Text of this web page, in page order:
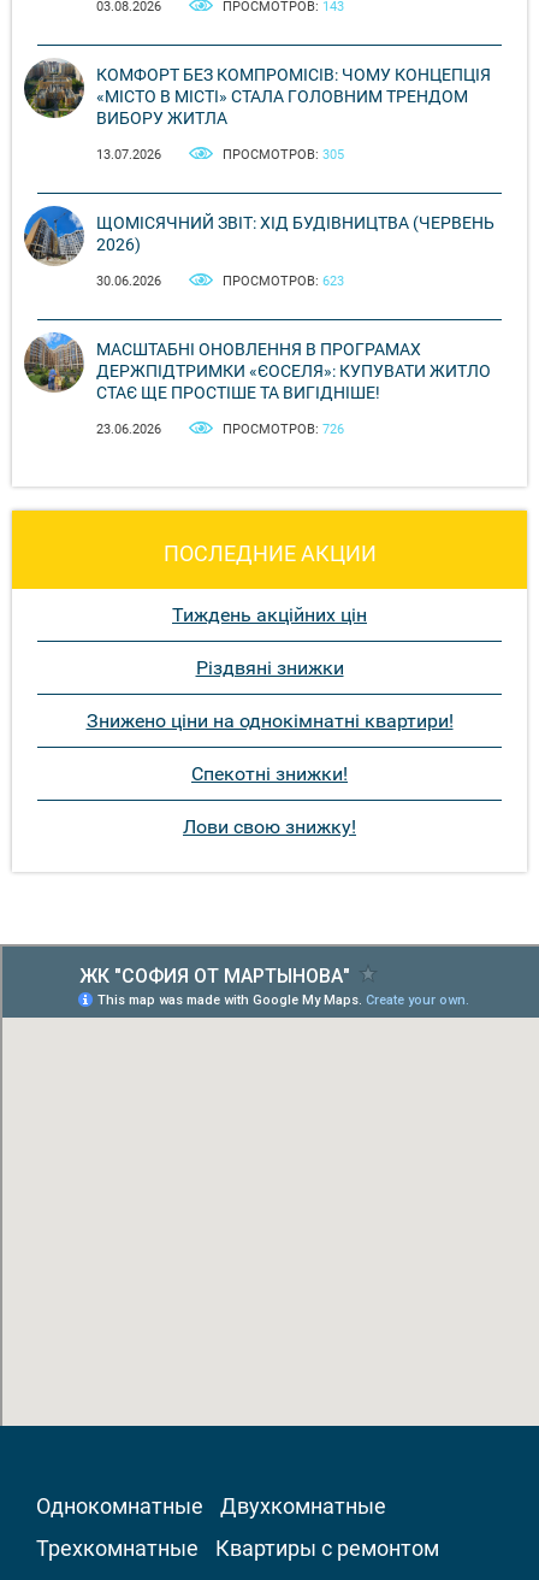
03.08.2026 ПРОСМОТРОВ: 143
КОМФОРТ БЕЗ КОМПРОМІСІВ: ЧОМУ КОНЦЕПЦІЯ
«МІСТО В МІСТІ» СТАЛА ГОЛОВНИМ ТРЕНДОМ
ВИБОРУ ЖИТЛА
13.07.2026 ПРОСМОТРОВ: 305
ЩОМІСЯЧНИЙ ЗВІТ: ХІД БУДІВНИЦТВА (ЧЕРВЕНЬ
2026)
30.06.2026 ПРОСМОТРОВ: 623
МАСШТАБНІ ОНОВЛЕННЯ В ПРОГРАМАХ
ДЕРЖПІДТРИМКИ «ЄОСЕЛЯ»: КУПУВАТИ ЖИТЛО
СТАЄ ЩЕ ПРОСТІШЕ ТА ВИГІДНІШЕ!
23.06.2026 ПРОСМОТРОВ: 726
ПОСЛЕДНИЕ АКЦИИ
Тиждень акційних цін
Різдвяні знижки
Знижено ціни на однокімнатні квартири!
Спекотні знижки!
Лови свою знижку!
Однокомнатные
Двухкомнатные
Трехкомнатные
Квартиры с ремонтом